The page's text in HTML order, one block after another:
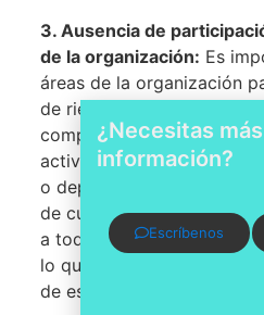
3. Ausencia de
de la organización: Es
áreas de la organización
de riesgos ya que puede
comprensión de los
actividades y procesos
o departamento, lo que
de cumplimiento en esa
a todas las áreas y
lo que es recomendable
de estrategias:
¿Necesitas más
información?
Escríbenos